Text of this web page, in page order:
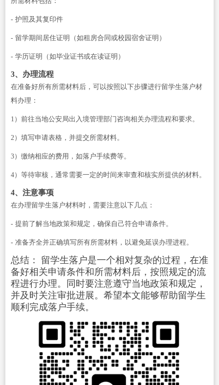
- 护照及其复印件
- 留学期间居住证明（如租房合同或校园宿舍证明）
- 学历证明（如毕业证书或在读证明）
3、办理流程
在准备好所有所需材料后，可以按照以下步骤进行留学生落户材
料办理：
1）前往当地公安局出入境管理部门咨询相关办理流程和要求。
2）填写申请表格，并提交所需材料。
3）缴纳相应的费用，如落户手续费等。
4）等待审核，通常需要一定的时间来审查和核实所提供的材料。
4、注意事项
在办理留学生落户材料时，需要注意以下几点：
- 提前了解当地政策和规定，确保自己符合申请条件。
- 准备齐全并正确填写所有所需材料，以避免延误办理进程。
总结： 留学生落户是一个相对复杂的过程，在准
备好相关申请条件和所需材料后，按照规定的流
程进行办理。同时要注意遵守当地政策和规定，
并及时关注审批进展。希望本文能够帮助留学生
顺利完成落户手续。